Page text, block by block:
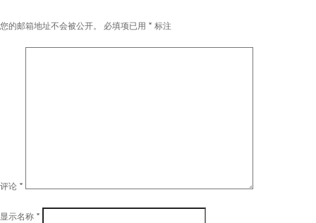
您的邮箱地址不会被公开。 必填项已用 * 标注
评论 *
显示名称 *